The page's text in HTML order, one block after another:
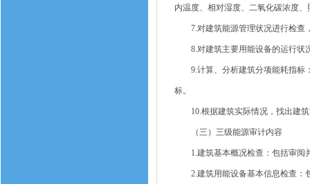
内温度、相对湿度、二氧化碳浓度
7.对建筑能源管理状况进行检查
8.对建筑主要用能设备的运行状
9.计算、分析建筑分项能耗指标：
标。
10.根据建筑实际情况，找出建筑
（三）三级能源审计内容
1.建筑基本概况检查：包括审阅并
2.建筑用能设备基本信息检查：包